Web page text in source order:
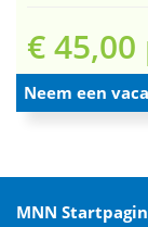
€
Neem een
MNN